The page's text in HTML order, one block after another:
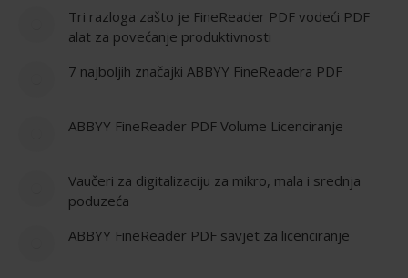
Tri razloga zašto je FineReader PDF vodeći PDF
alat za povećanje produktivnosti
7 najboljih značajki ABBYY FineReadera PDF
ABBYY FineReader PDF Volume Licenciranje
Vaučeri za digitalizaciju za mikro, mala i srednja
poduzeća
ABBYY FineReader PDF savjet za licenciranje